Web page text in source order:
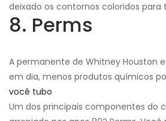
deixado os contornos coloridos para
8. Perms
A permanente de Whitney Houston
em dia, menos produtos químicos
você tubo
Um dos principais componentes do